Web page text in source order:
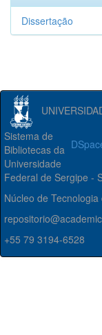
Dissertação
Sistema de
Bibliotecas da
Universidade
Federal de Sergipe -
Núcleo de
+55 79 3194-6528